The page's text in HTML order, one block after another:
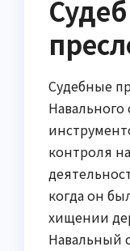
Судебные
контроля
когда он
хищении
Навальный